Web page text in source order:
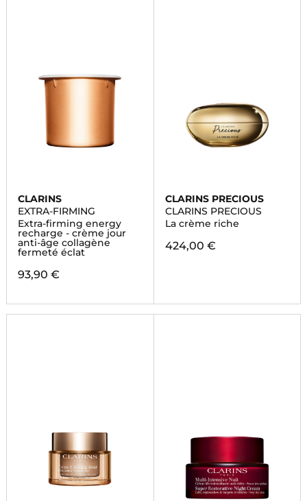
CLARINS
EXTRA-FIRMING
Extra-firming energy
recharge - crème jour
anti-âge collagène
fermeté éclat
93,90 €
CLARINS PRECIOUS
CLARINS PRECIOUS
La crème riche
424,00 €